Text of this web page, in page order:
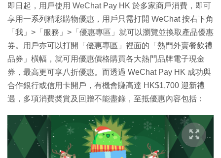
片
即日起，用戶使用 WeChat Pay HK 於多家商戶消費，即可
享用一系列精彩購物優惠，用戶只需打開 WeChat 按右下角
「我」>「服務」>「優惠專區」就可以瀏覽並換取產品優惠
券。用戶亦可以打開「優惠專區」裡面的「熱門外賣餐飲禮
品券」橫幅，就可用優惠價格購買各大熱門品牌電子現金
券，最高更可享八折優惠。而透過 WeChat Pay HK 成功與
合作銀行或信用卡開戶，有機會賺高達 HK$1,700 迎新禮
遇，多項消費奬賞及回贈不能盡錄，至抵優惠內容包括﹕